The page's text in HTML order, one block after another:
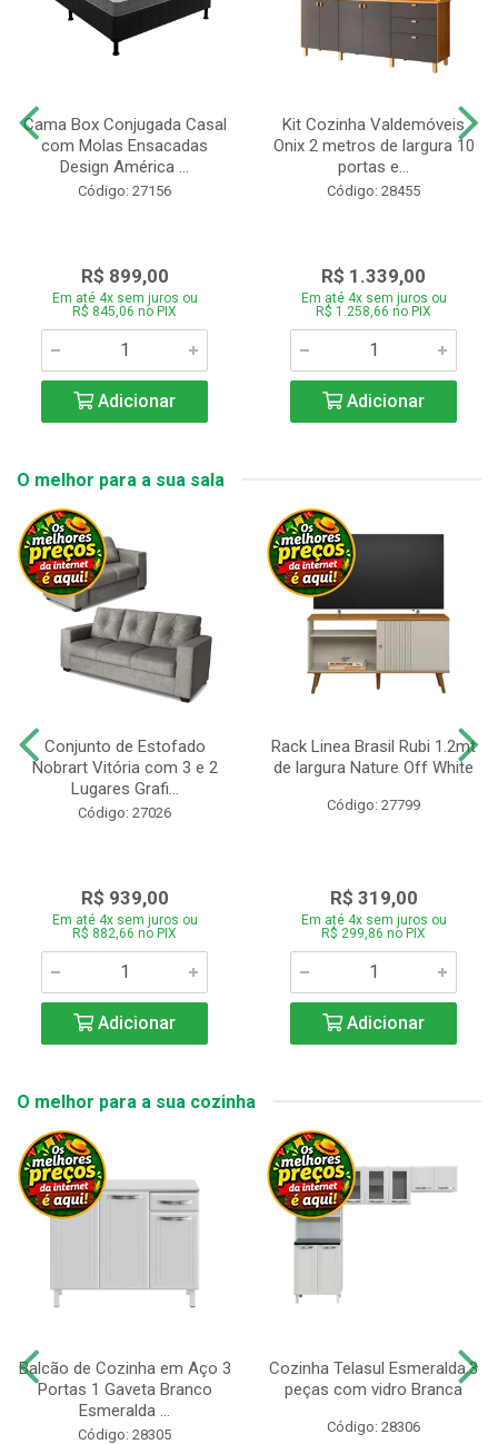
Cama Box Conjugada Casal
com Molas Ensacadas
Design América ...
Código: 27156
R$ 899,00
Em até 4x sem juros ou
R$ 845,06 no PIX
Adicionar
Kit Cozinha Valdemóveis
Onix 2 metros de largura 10
portas e...
Código: 28455
R$ 1.339,00
Em até 4x sem juros ou
R$ 1.258,66 no PIX
Adicionar
O melhor para a sua sala
Conjunto de Estofado
Nobrart Vitória com 3 e 2
Lugares Grafi...
Código: 27026
R$ 939,00
Em até 4x sem juros ou
R$ 882,66 no PIX
Adicionar
Rack Linea Brasil Rubi 1.2mt
de largura Nature Off White
Código: 27799
R$ 319,00
Em até 4x sem juros ou
R$ 299,86 no PIX
Adicionar
O melhor para a sua cozinha
Balcão de Cozinha em Aço 3
Portas 1 Gaveta Branco
Esmeralda ...
Código: 28305
Cozinha Telasul Esmeralda.3
peças com vidro Branca
Código: 28306